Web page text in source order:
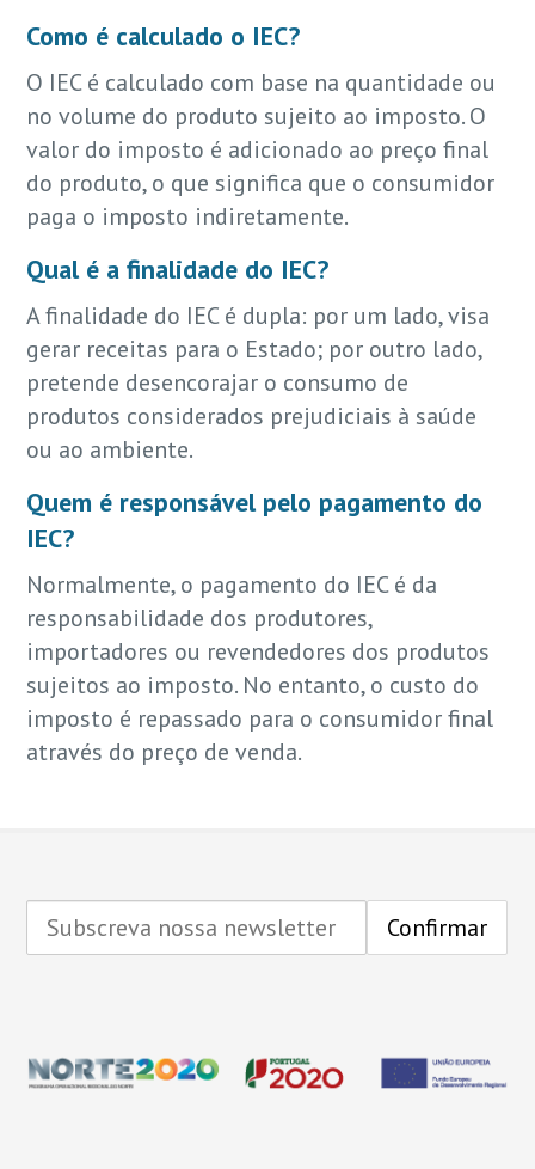
Como é calculado o IEC?
O IEC é calculado com base na quantidade ou
no volume do produto sujeito ao imposto. O
valor do imposto é adicionado ao preço final
do produto, o que significa que o consumidor
paga o imposto indiretamente.
Qual é a finalidade do IEC?
A finalidade do IEC é dupla: por um lado, visa
gerar receitas para o Estado; por outro lado,
pretende desencorajar o consumo de
produtos considerados prejudiciais à saúde
ou ao ambiente.
Quem é responsável pelo pagamento do
IEC?
Normalmente, o pagamento do IEC é da
responsabilidade dos produtores,
importadores ou revendedores dos produtos
sujeitos ao imposto. No entanto, o custo do
imposto é repassado para o consumidor final
através do preço de venda.